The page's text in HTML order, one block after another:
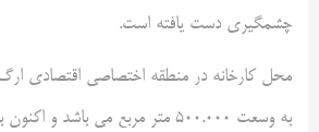
چشمگیری دست یافته است.
محل کارخانه در منطقه اختصاصی اقتصادی ارگ